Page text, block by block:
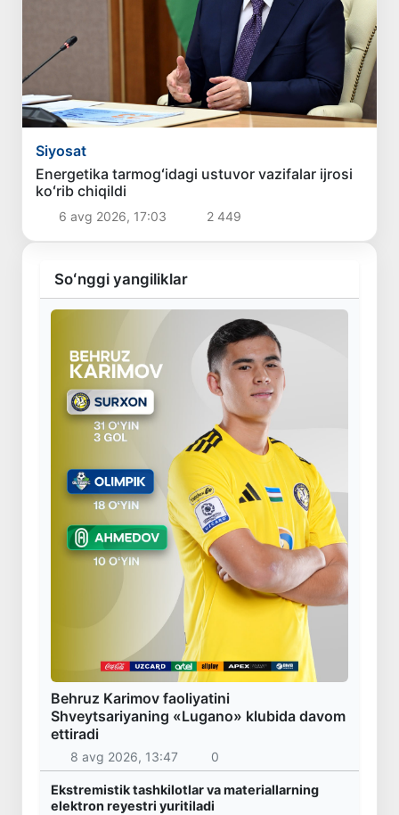
Siyosat
Energetika tarmogʻidagi ustuvor vazifalar ijrosi
koʻrib chiqildi
6 avg 2026, 17:03 2 449
Soʻnggi yangiliklar
Behruz Karimov faoliyatini
Shveytsariyaning «Lugano» klubida davom
ettiradi
8 avg 2026, 13:47 0
Ekstremistik tashkilotlar va materiallarning
elektron reyestri yuritiladi